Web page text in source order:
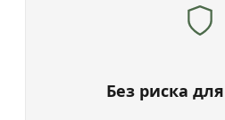
Без риска